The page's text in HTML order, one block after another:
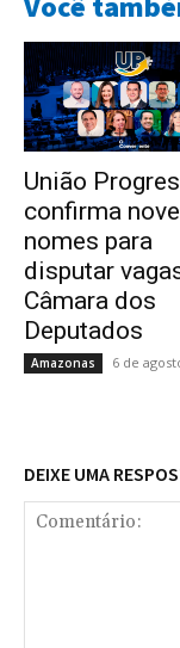
União
confirma nove
nomes para
disputar
Câmara dos
Deputados
Amazonas 6 de
DEIXE UMA